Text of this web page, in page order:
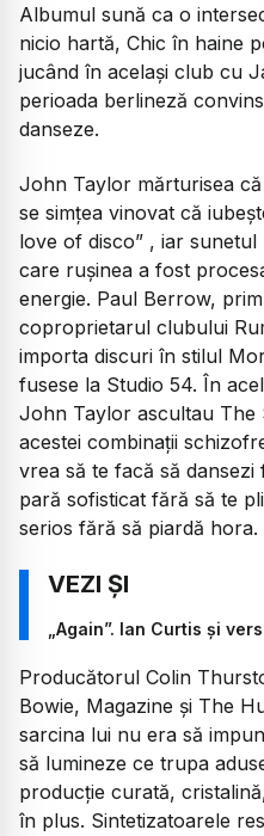
Albumul sună ca o
nicio hartă, Chic în haine
jucând în acelaşi club cu
perioada berlineză
danseze.
John Taylor mărturisea
se simțea vinovat că
love of disco” , iar
care ruşinea a fost
energie. Paul Berrow,
coproprietarul clubului
importa discuri în stilul
fusese la Studio 54. În
John Taylor ascultau The
acestei combinații
vrea să te facă să
pară sofisticat fără să te
serios fără să piardă hora.
„Again”. Ian Curtis și
Producătorul Colin
Bowie, Magazine şi The
sarcina lui nu era să
să lumineze ce trupa
producție curată,
în plus. Sintetizatoarele